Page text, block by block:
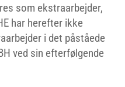
som ekstraarbejder,
har herefter ikke
i det påståede
ved sin efterfølgende